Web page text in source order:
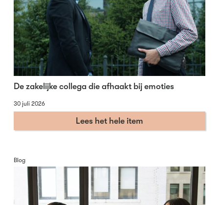
De zakelijke collega die afhaakt bij emoties
30 juli 2026
Lees het hele item
Blog